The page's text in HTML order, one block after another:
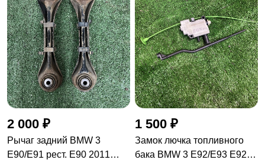
2 000 ₽
Рычаг задний BMW 3
E90/E91 рест. E90 2011
1 500 ₽
Замок лючка топливного
бака BMW 3 E92/E93 E92